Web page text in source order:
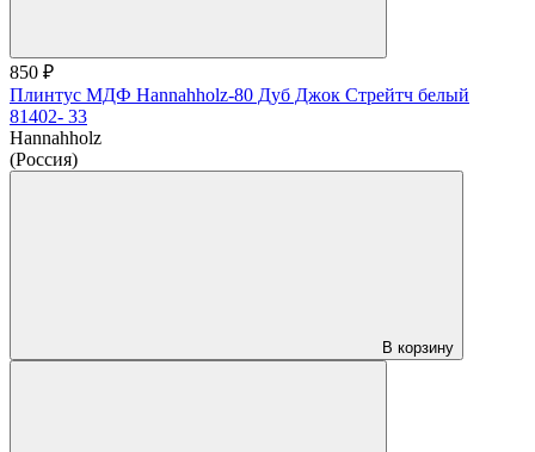
850 ₽
Плинтус МДФ Hannahholz-80 Дуб Джок Стрейтч белый
81402- 33
Hannahholz
(Россия)
В корзину